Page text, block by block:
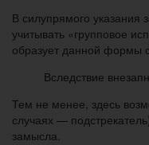
В силупрямого указания
учитывать «группо­вое
образует данной формы
Вследствие
Тем не менее, здесь
случаях —
замысла.